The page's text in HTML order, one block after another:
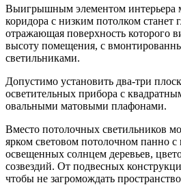
Выигрышным элементом интерьера
коридора с низким потолком станет
отражающая поверхность которого
высоту помещения, с
светильниками.
Допустимо установить два-три
осветительных прибора с
овальными матовыми плафонами.
Вместо потолочных светильников
ярком световом потолочном панно с
освещенных солнцем деревьев,
созвездий. От подвесных
чтобы не загромождать